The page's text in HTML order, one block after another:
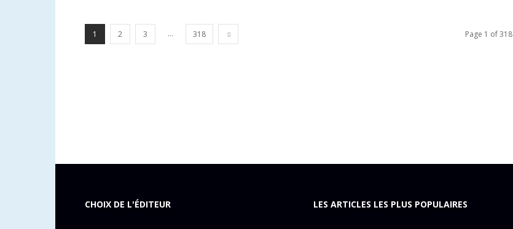
1 2 3 ... 318 Page 1 of 318
CHOIX DE L'ÉDITEUR LES ARTICLES LES PLUS POPULAIRES